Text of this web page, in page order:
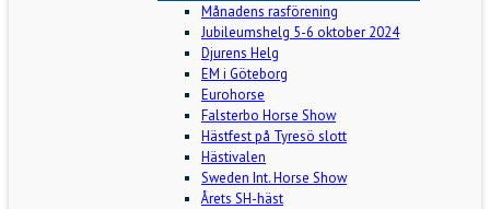
Månadens rasförening
Jubileumshelg 5-6 oktober 2024
Djurens Helg
EM i Göteborg
Eurohorse
Falsterbo Horse Show
Hästfest på Tyresö slott
Hästivalen
Sweden Int. Horse Show
Årets SH-häst